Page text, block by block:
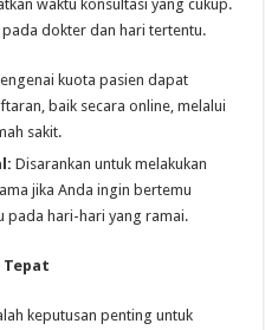
waktu konsultasi yang cukup.
dokter dan hari tertentu.
kuota pasien dapat
baik secara online, melalui
sakit.
Disarankan untuk melakukan
jika Anda ingin bertemu
pada hari-hari yang ramai.
Tepat
keputusan penting untuk